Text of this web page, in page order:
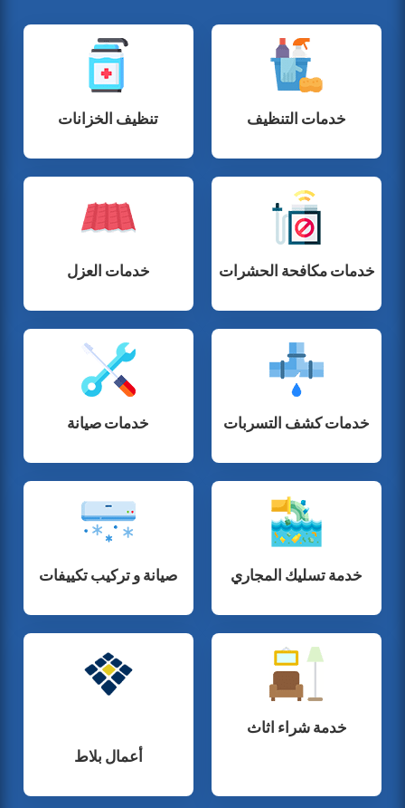
خدمات التنظيف تنظيف الخزانات
خدمات مكافحة الحشرات خدمات العزل
خدمات كشف التسربات خدمات صيانة
خدمة تسليك المجاري صيانة و تركيب تكييفات
خدمة شراء اثاث
أعمال بلاط